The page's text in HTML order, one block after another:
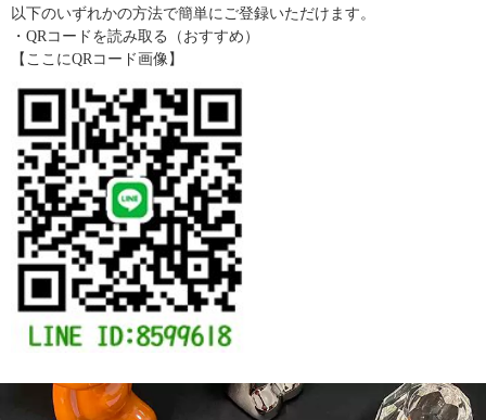
以下のいずれかの方法で簡単にご登録いただけます。
・QRコードを読み取る（おすすめ）
【ここにQRコード画像】